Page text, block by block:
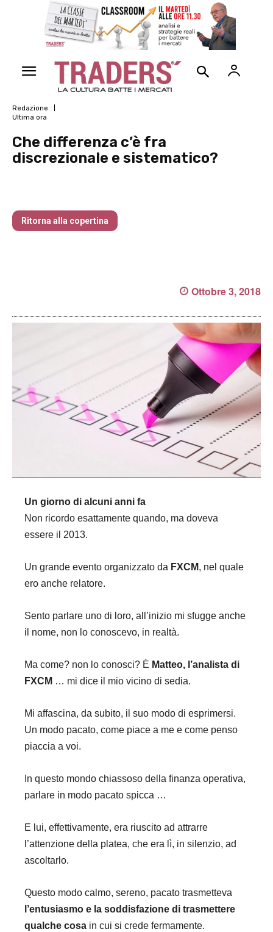
Redazione
Ultima ora
Che differenza c’è fra
discrezionale e sistematico?
Ritorna alla copertina
Ottobre 3, 2018
Un giorno di alcuni anni fa
Non ricordo esattamente quando, ma doveva
essere il 2013.
Un grande evento organizzato da FXCM, nel quale
ero anche relatore.
Sento parlare uno di loro, all’inizio mi sfugge anche
il nome, non lo conoscevo, in realtà.
Ma come? non lo conosci? È Matteo, l’analista di
FXCM … mi dice il mio vicino di sedia.
Mi affascina, da subito, il suo modo di esprimersi.
Un modo pacato, come piace a me e come penso
piaccia a voi.
In questo mondo chiassoso della finanza operativa,
parlare in modo pacato spicca …
E lui, effettivamente, era riuscito ad attrarre
l’attenzione della platea, che era lì, in silenzio, ad
ascoltarlo.
Questo modo calmo, sereno, pacato trasmetteva
l’entusiasmo e la soddisfazione di trasmettere
qualche cosa in cui si crede fermamente.